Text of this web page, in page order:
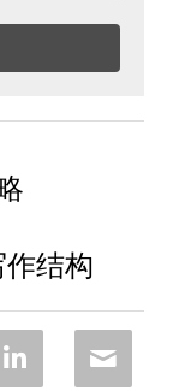
作结构